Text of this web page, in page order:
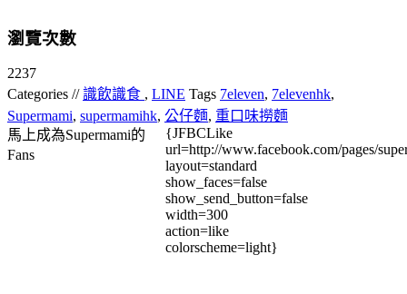
瀏覽次數
2237
Categories //識飲識食 , LINE Tags 7eleven, 7elevenhk,
Supermami, supermamihk, 公仔麵, 重口味撈麵
馬上成為Supermami的
Fans
{JFBCLike
url=http://www.facebook.com/pages/
layout=standard
show_faces=false
show_send_button=false
width=300
action=like
colorscheme=light}